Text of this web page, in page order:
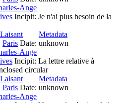
Ange
Incipit: Je n'ai plus besoin de la
Metadata
Paris Date: unknown
Ange
Incipit: La lettre relative à
circular
Metadata
Paris Date: unknown
Ange